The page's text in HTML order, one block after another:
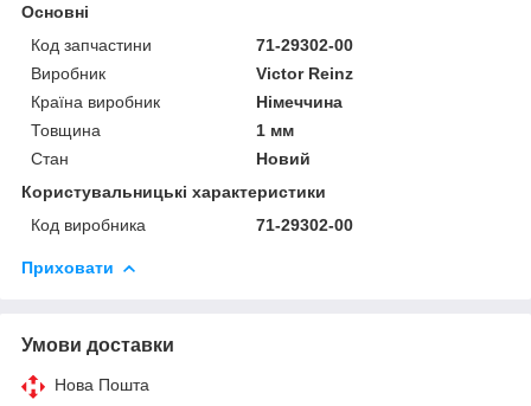
Основні
Код запчастини
71-29302-00
Виробник
Victor Reinz
Країна виробник
Німеччина
Товщина
1 мм
Стан
Новий
Користувальницькі характеристики
Код виробника
71-29302-00
Приховати
Умови доставки
Нова Пошта